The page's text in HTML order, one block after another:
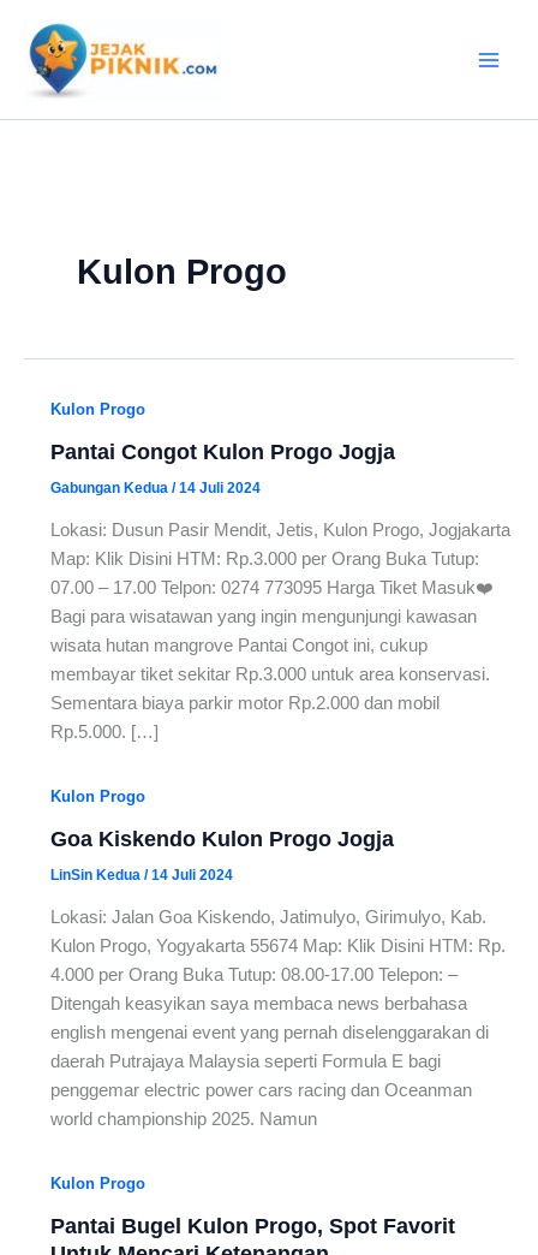
konten
Kulon Progo
Kulon Progo
Pantai Congot Kulon Progo Jogja
Gabungan Kedua /14 Juli 2024
Lokasi: Dusun Pasir Mendit, Jetis, Kulon Progo, Jogjakarta
Map: Klik Disini HTM: Rp.3.000 per Orang Buka Tutup:
07.00 – 17.00 Telpon: 0274 773095 Harga Tiket Masuk❤️
Bagi para wisatawan yang ingin mengunjungi kawasan
wisata hutan mangrove Pantai Congot ini, cukup
membayar tiket sekitar Rp.3.000 untuk area konservasi.
Sementara biaya parkir motor Rp.2.000 dan mobil
Rp.5.000. […]
Kulon Progo
Goa Kiskendo Kulon Progo Jogja
LinSin Kedua /14 Juli 2024
Lokasi: Jalan Goa Kiskendo, Jatimulyo, Girimulyo, Kab.
Kulon Progo, Yogyakarta 55674 Map: Klik Disini HTM: Rp.
4.000 per Orang Buka Tutup: 08.00-17.00 Telepon: –
Ditengah keasyikan saya membaca news berbahasa
english mengenai event yang pernah diselenggarakan di
daerah Putrajaya Malaysia seperti Formula E bagi
penggemar electric power cars racing dan Oceanman
world championship 2025. Namun
Kulon Progo
Pantai Bugel Kulon Progo, Spot Favorit